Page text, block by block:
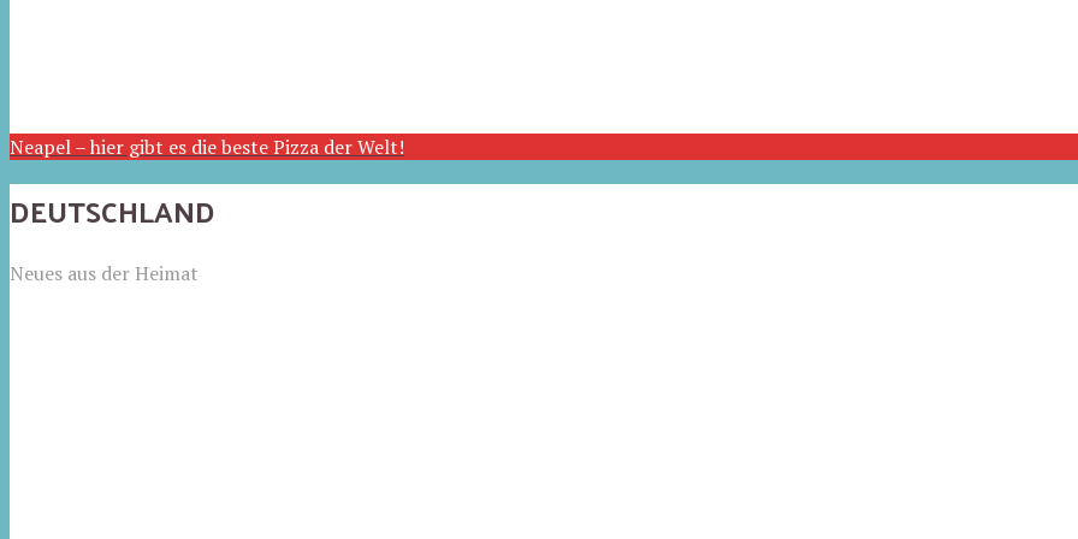
Neapel – hier gibt es die beste Pizza der Welt!
DEUTSCHLAND
Neues aus der Heimat